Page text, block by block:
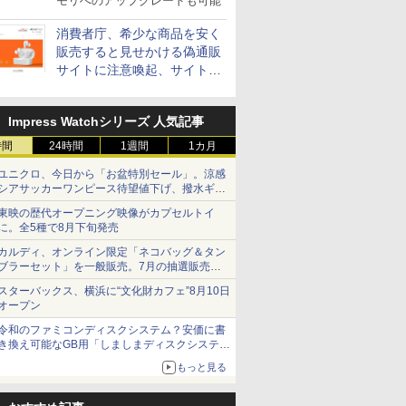
消費者庁、希少な商品を安く
販売すると見せかける偽通販
サイトに注意喚起、サイト名
Impress Watchシリーズ 人気記事
24時間 1週間 1カ月
ニクロ、今日から「お盆特別セール」。涼感
アサッカーワンピース待望値下げ、撥水ギア
ョーツは1990円に
映の歴代オープニング映像がカプセルトイ
。全5種で8月下旬発売
ルディ、オンライン限定「ネコバッグ＆タン
ラーセット」を一般販売。7月の抽選販売の
選無効分
ターバックス、横浜に“文化財カフェ”8月10日
ープン
和のファミコンディスクシステム？安価に書
換え可能なGB用「しましまディスクシステ
もっと見る